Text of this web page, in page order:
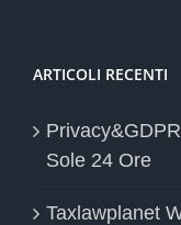
ARTICOLI RECENTI
Sole 24 Ore
Taxlawplanet